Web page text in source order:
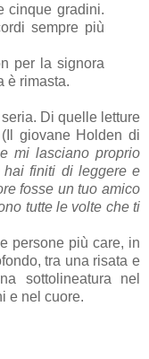
cinque gradini.
sempre più
per la signora
è rimasta.
Di quelle letture
giovane Holden di
mi lasciano proprio
finiti di leggere e
fosse un tuo amico
tutte le volte che ti
persone più care, in
tra una risata e
sottolineatura nel
e nel cuore.